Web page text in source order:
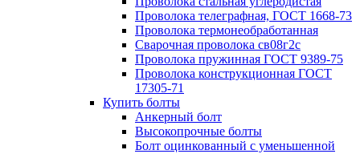
Проволока телеграфная, ГОСТ 1668-73
Проволока термонеобработанная
Сварочная проволока св08г2с
Проволока пружинная ГОСТ 9389-75
Проволока конструкционная ГОСТ
17305-71
Купить болты
Анкерный болт
Высокопрочные болты
Болт оцинкованный с уменьшенной